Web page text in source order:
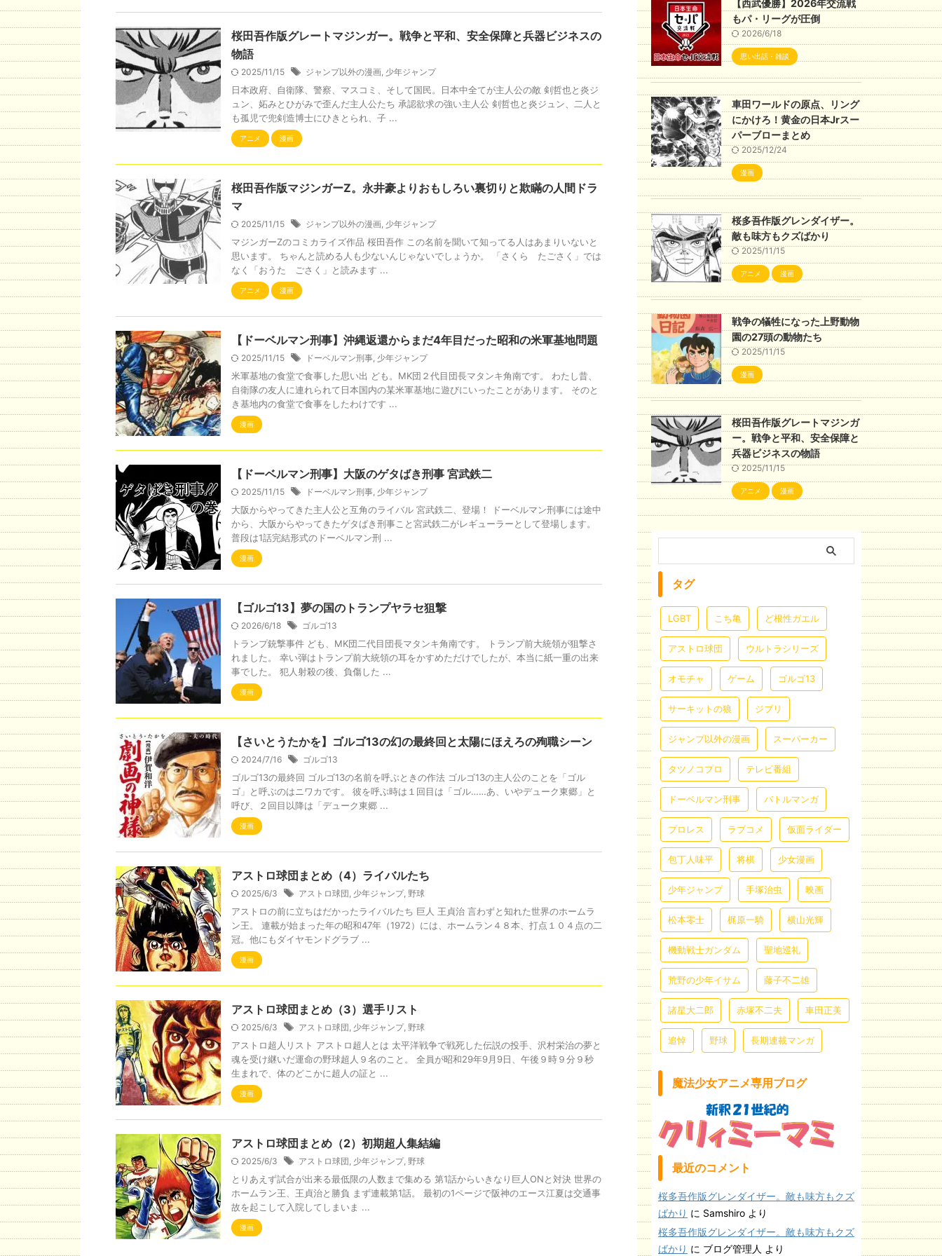
桜田吾作版グレートマジンガー。戦争と平和、安全保障と兵器ビジネスの
物語
2025/11/15 ジャンプ以外の漫画, 少年ジャンプ
日本政府、自衛隊、警察、マスコミ、そして国民。日本中全てが主人公の敵 剣哲也と炎ジ
ュン、妬みとひがみで歪んだ主人公たち 承認欲求の強い主人公 剣哲也と炎ジュン、二人と
も孤児で兜剣造博士にひきとられ、子 ...
アニメ 漫画
桜田吾作版マジンガーZ。永井豪よりおもしろい裏切りと欺瞞の人間ドラ
マ
2025/11/15 ジャンプ以外の漫画, 少年ジャンプ
マジンガーZのコミカライズ作品 桜田吾作 この名前を聞いて知ってる人はあまりいないと
思います。 ちゃんと読める人も少ないんじゃないでしょうか。 「さくら たごさく」では
なく「おうた ごさく」と読みます ...
アニメ 漫画
【ドーベルマン刑事】沖縄返還からまだ4年目だった昭和の米軍基地問題
2025/11/15 ドーベルマン刑事, 少年ジャンプ
米軍基地の食堂で食事した思い出 ども。MK団２代目団長マタンキ角南です。 わたし昔、
自衛隊の友人に連れられて日本国内の某米軍基地に遊びにいったことがあります。 そのと
き基地内の食堂で食事をしたわけです ...
漫画
【ドーベルマン刑事】大阪のゲタばき刑事 宮武鉄二
2025/11/15 ドーベルマン刑事, 少年ジャンプ
大阪からやってきた主人公と互角のライバル 宮武鉄二、登場！ ドーベルマン刑事には途中
から、大阪からやってきたゲタばき刑事こと宮武鉄二がレギューラーとして登場します。
普段は1話完結形式のドーベルマン刑 ...
漫画
【ゴルゴ13】夢の国のトランプヤラセ狙撃
2026/6/18 ゴルゴ13
トランプ銃撃事件 ども、MK団二代目団長マタンキ角南です。 トランプ前大統領が狙撃さ
れました。 幸い弾はトランプ前大統領の耳をかすめただけでしたが、本当に紙一重の出来
事でした。 犯人射殺の後、負傷した ...
漫画
【さいとうたかを】ゴルゴ13の幻の最終回と太陽にほえろの殉職シーン
2024/7/16 ゴルゴ13
ゴルゴ13の最終回 ゴルゴ13の名前を呼ぶときの作法 ゴルゴ13の主人公のことを「ゴル
ゴ」と呼ぶのはニワカです。 彼を呼ぶ時は１回目は「ゴル……あ、いやデューク東郷」と
呼び、２回目以降は「デューク東郷 ...
漫画
アストロ球団まとめ（4）ライバルたち
2025/6/3 アストロ球団, 少年ジャンプ, 野球
アストロの前に立ちはだかったライバルたち 巨人 王貞治 言わずと知れた世界のホームラ
ン王。 連載が始まった年の昭和47年（1972）には、ホームラン４８本、打点１０４点の二
冠。他にもダイヤモンドグラブ ...
漫画
アストロ球団まとめ（3）選手リスト
2025/6/3 アストロ球団, 少年ジャンプ, 野球
アストロ超人リスト アストロ超人とは 太平洋戦争で戦死した伝説の投手、沢村栄治の夢と
魂を受け継いだ運命の野球超人９名のこと。 全員が昭和29年9月9日、午後９時９分９秒
生まれで、体のどこかに超人の証と ...
漫画
アストロ球団まとめ（2）初期超人集結編
2025/6/3 アストロ球団, 少年ジャンプ, 野球
とりあえず試合が出来る最低限の人数まで集める 第1話からいきなり巨人ONと対決 世界の
ホームラン王、王貞治と勝負 まず連載第1話。 最初の1ページで阪神のエース江夏は交通事
故を起こして入院してしまいま ...
漫画
【西武優勝】2026年交流戦
もパ・リーグが圧倒
2026/6/18
思い出話・雑談
車田ワールドの原点、リング
にかけろ！黄金の日本Jrスー
パーブローまとめ
2025/12/24
漫画
桜多吾作版グレンダイザー。
敵も味方もクズばかり
2025/11/15
アニメ 漫画
戦争の犠牲になった上野動物
園の27頭の動物たち
2025/11/15
漫画
桜田吾作版グレートマジンガ
ー。戦争と平和、安全保障と
兵器ビジネスの物語
2025/11/15
アニメ 漫画
タグ
LGBT こち亀 ど根性ガエル
アストロ球団 ウルトラシリーズ
オモチャ ゲーム ゴルゴ13
サーキットの狼 ジブリ
ジャンプ以外の漫画 スーパーカー
タツノコプロ テレビ番組
ドーベルマン刑事 バトルマンガ
プロレス ラブコメ 仮面ライダー
包丁人味平 将棋 少女漫画
少年ジャンプ 手塚治虫 映画
松本零士 梶原一騎 横山光輝
機動戦士ガンダム 聖地巡礼
荒野の少年イサム 藤子不二雄
諸星大二郎 赤塚不二夫 車田正美
追悼 野球 長期連載マンガ
魔法少女アニメ専用ブログ
最近のコメント
桜多吾作版グレンダイザー。敵も味方もクズ
ばかり に Samshiro より
桜多吾作版グレンダイザー。敵も味方もクズ
ばかり に ブログ管理人 より